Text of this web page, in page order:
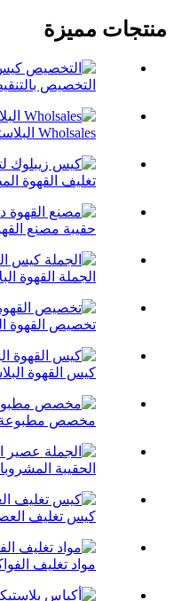
منتجات مميزة
التخصيص
Wholsales البلاستيك التوابل / صلصة / الحلوى / القهوة الغذاء...
تغليف القهوة
حقيبة مصنع
الجملة القهوة
تخصيص القهوة
كيس القهوة
مخصص مطبوعة
الحقيبة
كيس تغليف
مواد تغليف